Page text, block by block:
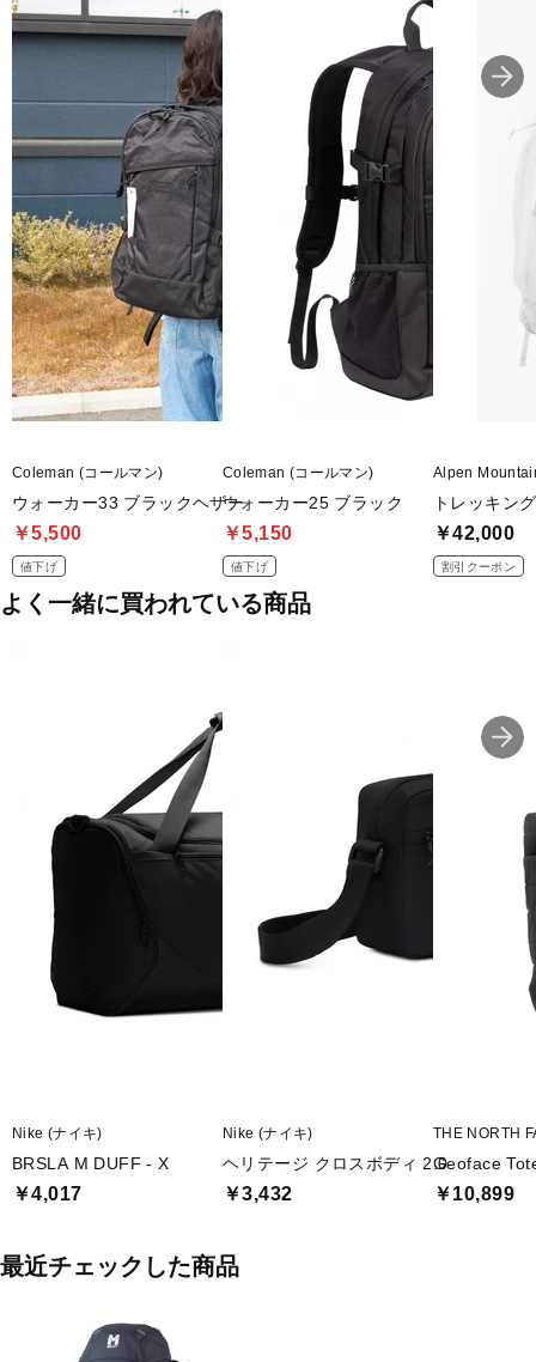
■素材：200D ナイロン100％(耐水1500)
■サイズ：29×17×59cm (背面長/46cm)
■重量：880g
■容量：30L
■生産国：ベトナム
■2024年モデル
※ブラウザやお使いのモニター環境により、掲載画像と実際の商品
の色味が若干異なる場合がございます。
■メーカー型番：MIS0747
Coleman (コールマン)
ウォーカー33 ブラックヘザー
￥5,500
値下げ
Coleman (コールマン)
ウォーカー25 ブラック
￥5,150
値下げ
Alpen
トレッキン
￥42,000
割引クーポン
よく一緒に買われている商品
Nike (ナイキ)
BRSLA M DUFF - X
￥4,017
Nike (ナイキ)
ヘリテージ クロスボディ 2.0
￥3,432
THE NORTH
Geoface
￥10,899
最近チェックした商品